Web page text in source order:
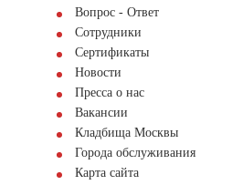
Вопрос - Ответ
Сотрудники
Сертификаты
Новости
Пресса о нас
Вакансии
Кладбища Москвы
Города обслуживания
Карта сайта